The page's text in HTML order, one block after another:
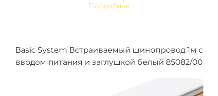
Подробнее
Basic System Встраиваемый шинопровод 1м с
вводом питания и заглушкой белый 85082/00